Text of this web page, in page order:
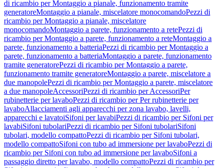
di ricambio per Montaggio a pianale, funzionamento tramite
generatoreMontaggio a pianale, miscelatore monocomandoPezzi di
ricambio per Montaggio a pianale, miscelatore
monocomandoMontaggio a parete, funzionamento a retePezzi di
ricambio per Montaggio a parete, funzionamento a reteMontaggio a
parete, funzionamento a batteriaPezzi di ricambio per Montaggio a
parete, funzionamento a batteriaMontaggio a parete, funzionamento
tramite generatorePezzi di ricambio per Montaggio a parete,
funzionamento tramite generatoreMontaggio a parete, miscelatore a
due manopolePezzi di ricambio per Montaggio a parete, miscelatore
a due manopoleAccessoriPezzi di ricambio per AccessoriPer
rubinetterie per lavaboPezzi di ricambio per Per rubinetterie per
lavaboAllacciamenti agli apparecchi per zona lavabo, lavelli,
apparecchi e lavatoiSifoni per lavabiPezzi di ricambio per Sifoni per
lavabiSifoni tubolariPezzi di ricambio per Sifoni tubolariSifoni
tubolari, modello compattoPezzi di ricambio per Sifoni tubolari,
modello compattoSifoni con tubo ad immersione per lavaboPezzi di
ricambio per Sifoni con tubo ad immersione per lavaboSifoni a
passaggio diretto per lavabo, modello compattoPezzi di ricambio per